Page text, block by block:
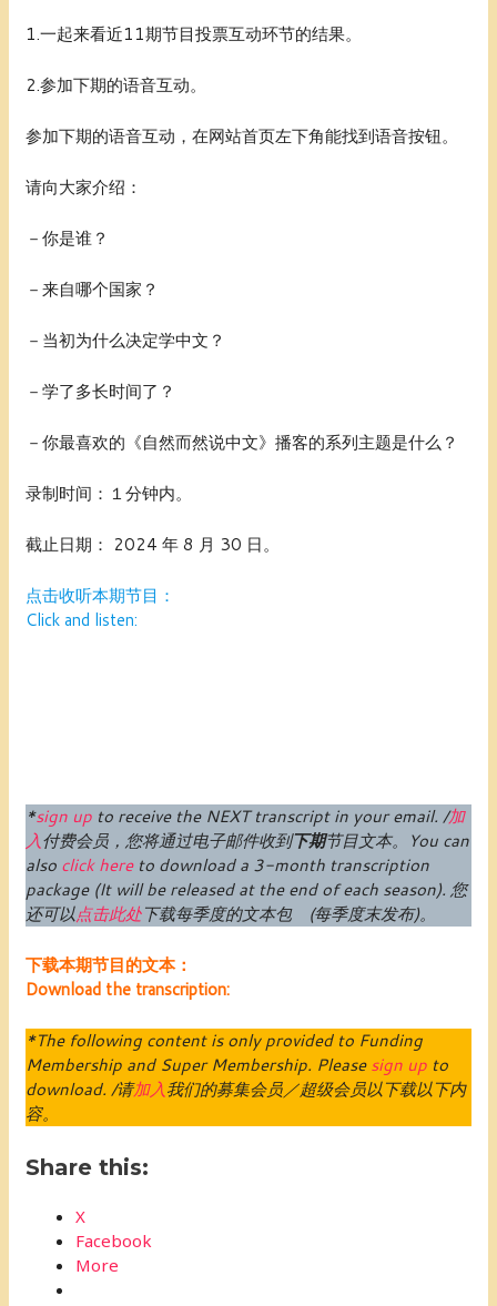
1.一起来看近11期节目投票互动环节的结果。
2.参加下期的语音互动。
参加下期的语音互动，在网站首页左下角能找到语音按钮。
请向大家介绍：
－你是谁？
－来自哪个国家？
－当初为什么决定学中文？
－学了多长时间了？
－你最喜欢的《自然而然说中文》播客的系列主题是什么？
录制时间：１分钟内。
截止日期： 2024 年 8 月 30 日。
点击收听本期节目：
Click and listen:
*sign up to receive the NEXT transcript in your email. /加
入付费会员 ，您将通过电子邮件收到下期节目文本。
You can
also click hereto download a 3-month transcription
package (It will be released at the end of each season). 您
还可以点击此处下载每季度的文本包 (每季度末发布)。
下载本期节目的文本：
Download the transcription:
*The following content is only provided to Funding
Membership and Super Membership. Pleasesign up to
download. /请加入我们的募集会员／超级会员以下载以下内
容。
Share this:
X
Facebook
More